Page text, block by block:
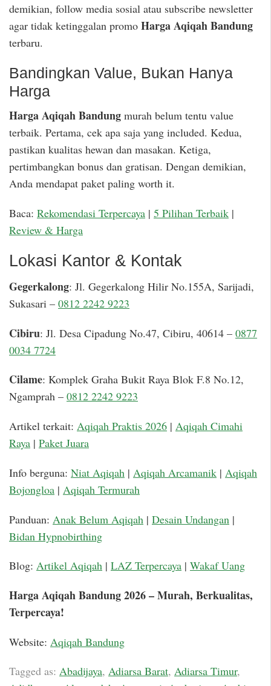
demikian, follow media sosial atau subscribe newsletter
agar tidak ketinggalan promo Harga Aqiqah Bandung
terbaru.
Bandingkan Value, Bukan Hanya
Harga
Harga Aqiqah Bandung murah belum tentu value
terbaik. Pertama, cek apa saja yang included. Kedua,
pastikan kualitas hewan dan masakan. Ketiga,
pertimbangkan bonus dan gratisan. Dengan demikian,
Anda mendapat paket paling worth it.
Baca: Rekomendasi Terpercaya | 5 Pilihan Terbaik |
Review & Harga
Lokasi Kantor & Kontak
Gegerkalong: Jl. Gegerkalong Hilir No.155A, Sarijadi,
Sukasari – 0812 2242 9223
Cibiru: Jl. Desa Cipadung No.47, Cibiru, 40614 – 0877
0034 7724
Cilame: Komplek Graha Bukit Raya Blok F.8 No.12,
Ngamprah – 0812 2242 9223
Artikel terkait: Aqiqah Praktis 2026 | Aqiqah Cimahi
Raya | Paket Juara
Info berguna: Niat Aqiqah | Aqiqah Arcamanik | Aqiqah
Bojongloa | Aqiqah Termurah
Panduan: Anak Belum Aqiqah | Desain Undangan |
Bidan Hypnobirthing
Blog: Artikel Aqiqah | LAZ Terpercaya | Wakaf Uang
Harga Aqiqah Bandung 2026 – Murah, Berkualitas,
Terpercaya!
Website: Aqiqah Bandung
Tagged as: Abadijaya, Adiarsa Barat, Adiarsa Timur,